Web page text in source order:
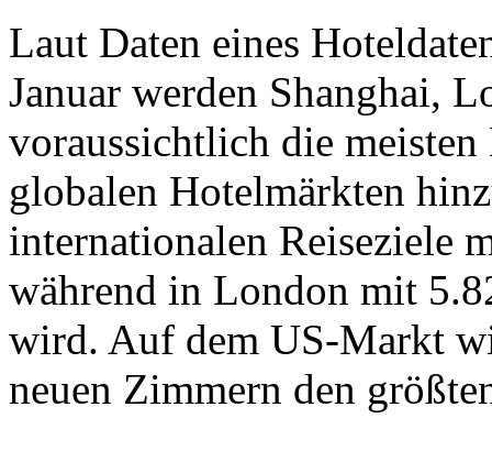
Laut Daten eines
Januar werden Shanghai,
voraussichtlich die
globalen Hotelmärkten
internationalen Reiseziele
während in London mit
wird. Auf dem US-Markt
neuen Zimmern den